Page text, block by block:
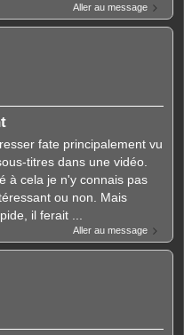
Aller au message
fate principalement vu
titres dans une vidéo.
à cela je n'y connais pas
ou non. Mais
il ferait ...
Aller au message